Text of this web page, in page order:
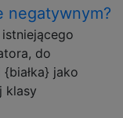
negatywnym?
do
jako
klasy